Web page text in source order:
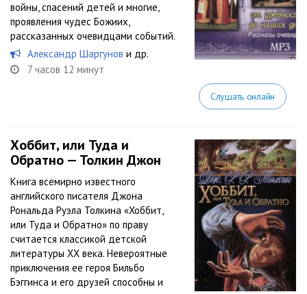
войны, спасений детей и многие,
проявления чудес Божиих,
рассказанных очевидцами событий.
Александр Шаргунов и др.
7 часов 12 минут
Слушать онлайн
Хоббит, или Туда и
Обратно — Толкин Джон
Книга всемирно известного
английского писателя Джона
Рональда Руэла Толкина «Хоббит,
или Туда и Обратно» по праву
считается классикой детской
литературы XX века. Невероятные
приключения ее героя Бильбо
Бэггинса и его друзей способны и